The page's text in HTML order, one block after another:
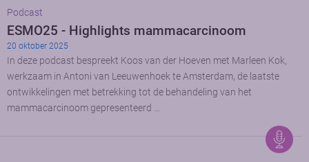
Podcast
ESMO25 - Highlights mammacarcinoom
20 oktober 2025
In deze podcast bespreekt Koos van der Hoeven met Marleen Kok,
werkzaam in Antoni van Leeuwenhoek te Amsterdam, de laatste
ontwikkelingen met betrekking tot de behandeling van het
mammacarcinoom gepresenteerd …